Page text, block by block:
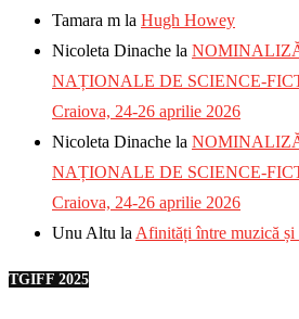
Tamara m la Hugh Howey
Nicoleta Dinache la
NAȚIONALE DE SCIENCE-
Craiova, 24-26 aprilie 2026
Nicoleta Dinache la
NAȚIONALE DE SCIENCE-
Craiova, 24-26 aprilie 2026
Unu Altu la Afinități între muzică și
TGIFF 2025